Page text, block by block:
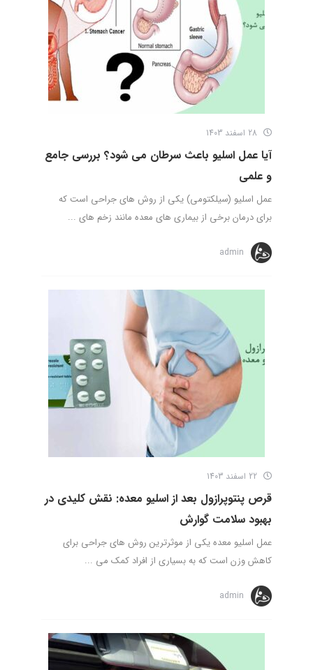
آیا عمل اسلیو باعث سرطان می شود؟ بررسی جامع
و علمی
عمل اسلیو (سیلکتومی) یکی از روش های جراحی است که
برای درمان برخی از بیماری های معده مانند زخم های ...
admin
قرص پنتوپرازول بعد از اسلیو معده: نقش کلیدی در
بهبود سلامت گوارش
عمل اسلیو معده یکی از موثرترین روش های جراحی برای
کاهش وزن است که به بسیاری از افراد کمک می ...
admin